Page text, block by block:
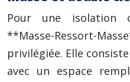
Pour une isolation
**Masse-Ressort-
privilégiée. Elle
avec un espace